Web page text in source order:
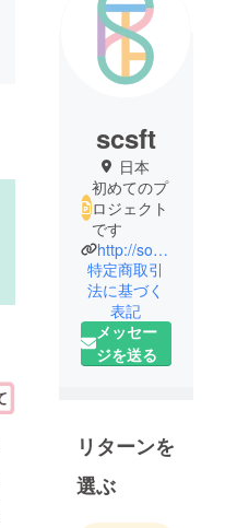
scsft
日本
初めてのプ
ロジェクト
です
http://social-kids-action.jp/suggest/scsft%E3%83%97%E3%83%AD%E3%82%B8%E3%82%A7%E3%82%AF%E3%83%88/
特定商取引
法に基づく
表記
メッセー
ジを送る
リターンを
選ぶ